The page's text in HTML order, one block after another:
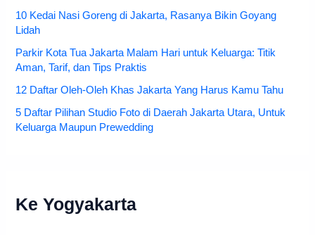
10 Kedai Nasi Goreng di Jakarta, Rasanya Bikin Goyang
Lidah
Parkir Kota Tua Jakarta Malam Hari untuk Keluarga: Titik
Aman, Tarif, dan Tips Praktis
12 Daftar Oleh-Oleh Khas Jakarta Yang Harus Kamu Tahu
5 Daftar Pilihan Studio Foto di Daerah Jakarta Utara, Untuk
Keluarga Maupun Prewedding
Ke Yogyakarta